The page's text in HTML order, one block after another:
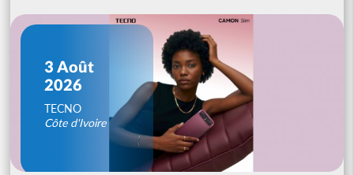
3 Août
2026
TECNO
Côte d'Ivoire